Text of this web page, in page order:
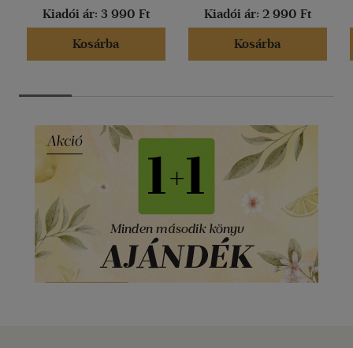
Kiadói ár: 3 990 Ft
Kosárba
Kiadói ár: 2 990 Ft
Kosárba